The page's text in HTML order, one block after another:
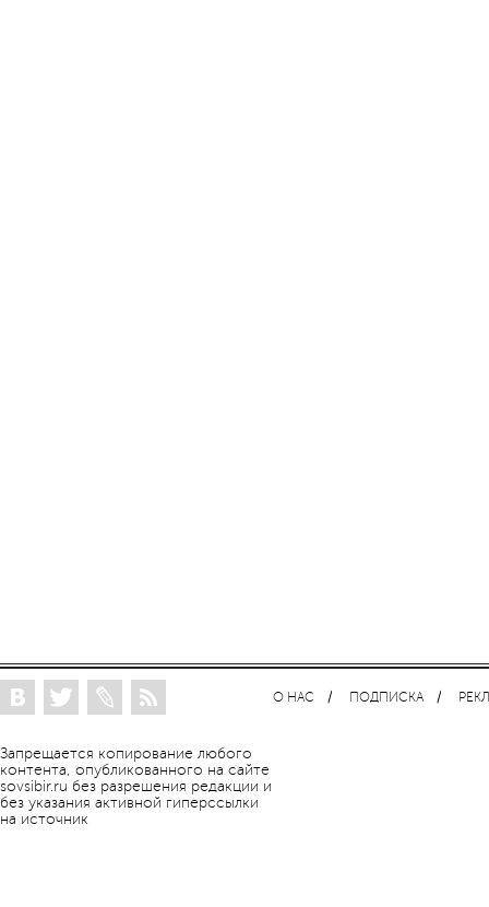
Запрещается копирование любого
контента, опубликованного на сайте
sovsibir.ru без разрешения редакции и
без указания активной гиперссылки
на источник
О НАС ПОДПИСКА